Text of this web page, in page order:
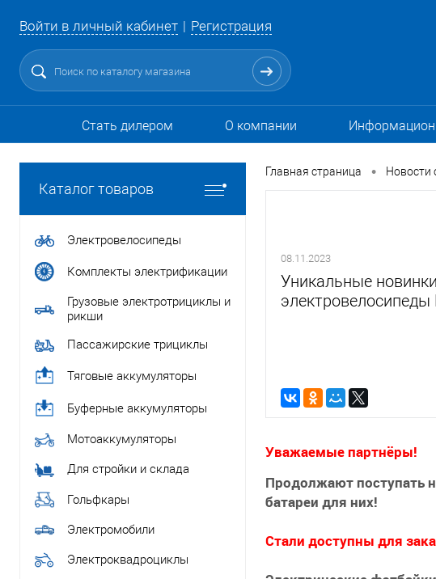
Войти в личный кабинет Регистрация
Стать дилером О компании
Каталог товаров
Электровелосипеды
Комплекты электрификации
Грузовые электротрициклы и
рикши
Пассажирские трициклы
Тяговые аккумуляторы
Буферные аккумуляторы
Мотоаккумуляторы
Для стройки и склада
Гольфкары
Электромобили
Электроквадроциклы
Главная страница • Новости
08.11.2023
Уникальные
электровелосипеды
Уважаемые партнёры!
Продолжают поступать
батареи для них!
Стали доступны для